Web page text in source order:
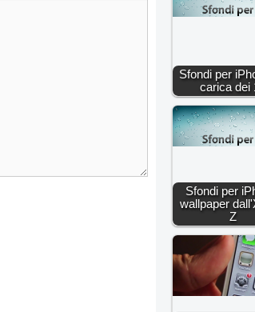
Sfondi per
carica dei
Sfondi per
wallpaper
Z